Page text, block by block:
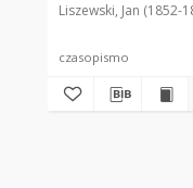
Liszewski, Jan (1852-
czasopismo